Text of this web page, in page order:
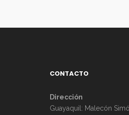
CONTACTO
Dirección
Guayaquil: Malecón